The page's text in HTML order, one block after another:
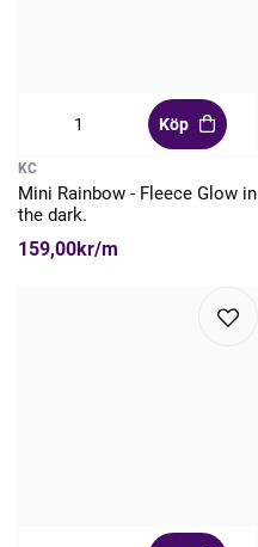
Köp
KC
Mini Rainbow - Fleece Glow in
the dark.
159,00kr/m